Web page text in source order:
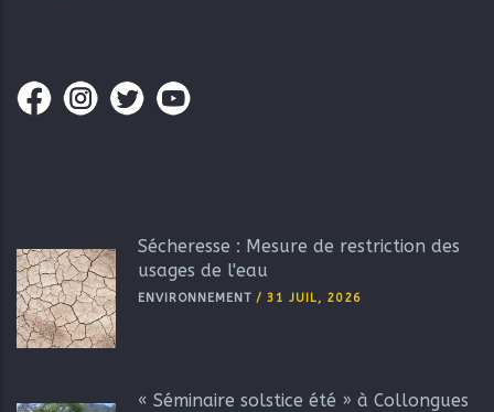
Sécheresse : Mesure de restriction des
usages de l'eau
ENVIRONNEMENT / 31 JUIL, 2026
« Séminaire solstice été » à Collongues